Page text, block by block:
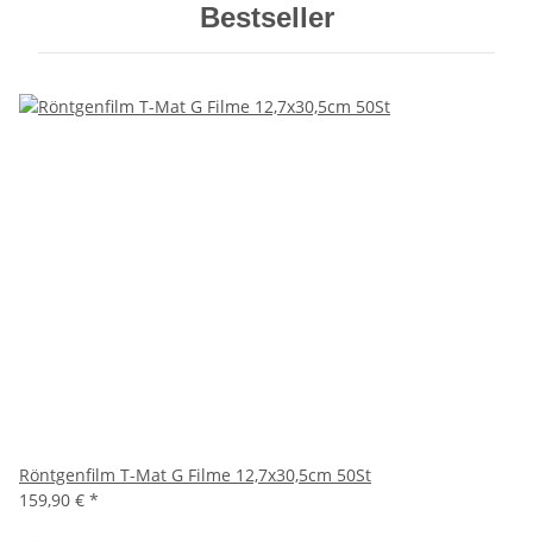
Bestseller
Röntgenfilm T-Mat G Filme 12,7x30,5cm 50St
159,90 € *